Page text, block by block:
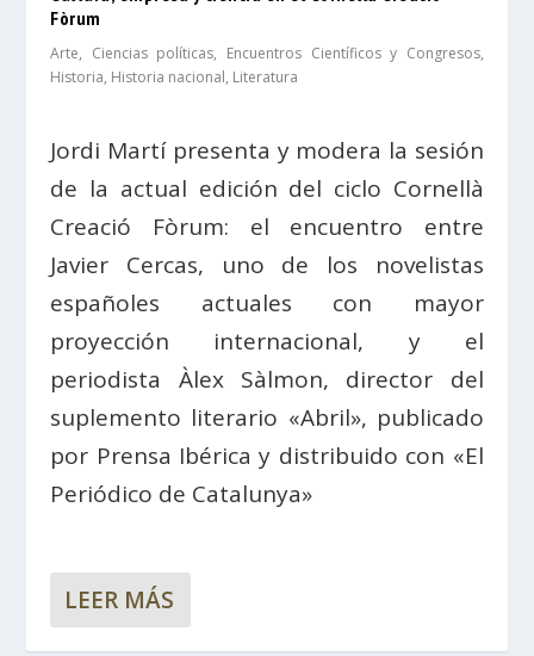
Fòrum
Arte, Ciencias políticas, Encuentros Científicos y Congresos,
Historia, Historia nacional, Literatura
Jordi Martí presenta y modera la sesión
de la actual edición del ciclo Cornellà
Creació Fòrum: el encuentro entre
Javier Cercas, uno de los novelistas
españoles actuales con mayor
proyección internacional, y el
periodista Àlex Sàlmon, director del
suplemento literario «Abril», publicado
por Prensa Ibérica y distribuido con «El
Periódico de Catalunya»
LEER MÁS